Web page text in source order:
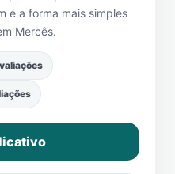
é a forma mais simples
Mercês.